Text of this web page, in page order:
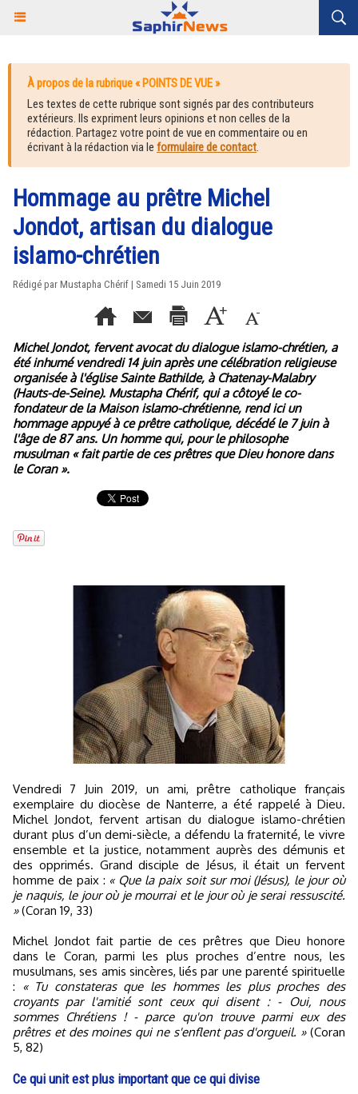
À propos de la rubrique « POINTS DE VUE »
Les textes de cette rubrique sont signés par des contributeurs
extérieurs. Ils expriment leurs opinions et non celles de la
rédaction. Partagez votre point de vue en commentaire ou en
écrivant à la rédaction via le formulaire de contact.
Hommage au prêtre Michel
Jondot, artisan du dialogue
islamo-chrétien
Rédigé par Mustapha Chérif | Samedi 15 Juin 2019
Michel Jondot, fervent avocat du dialogue islamo-chrétien, a
été inhumé vendredi 14 juin après une célébration religieuse
organisée à l'église Sainte Bathilde, à Chatenay-Malabry
(Hauts-de-Seine). Mustapha Chérif, qui a côtoyé le co-
fondateur de la Maison islamo-chrétienne, rend ici un
hommage appuyé à ce prêtre catholique, décédé le 7 juin à
l'âge de 87 ans. Un homme qui, pour le philosophe
musulman « fait partie de ces prêtres que Dieu honore dans
le Coran ».
Vendredi 7 Juin 2019, un ami, prêtre catholique français
exemplaire du diocèse de Nanterre, a été rappelé à Dieu.
Michel Jondot, fervent artisan du dialogue islamo-chrétien
durant plus d’un demi-siècle, a défendu la fraternité, le vivre
ensemble et la justice, notamment auprès des démunis et
des opprimés. Grand disciple de Jésus, il était un fervent
homme de paix : « Que la paix soit sur moi (Jésus), le jour où
je naquis, le jour où je mourrai et le jour où je serai ressuscité.
»(Coran 19, 33)
Michel Jondot fait partie de ces prêtres que Dieu honore
dans le Coran, parmi les plus proches d’entre nous, les
musulmans, ses amis sincères, liés par une parenté spirituelle
:
« Tu constateras que les hommes les plus proches des
croyants par l'amitié sont ceux qui disent : - Oui, nous
sommes Chrétiens ! - parce qu'on trouve parmi eux des
prêtres et des moines qui ne s'enflent pas d'orgueil. »(Coran
5, 82)
Ce qui unit est plus important que ce qui divise